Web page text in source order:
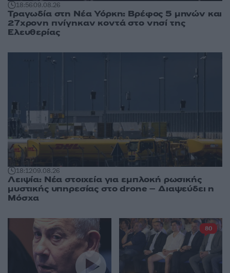
18:5609.08.26
Τραγωδία στη Νέα Υόρκη: Βρέφος 5 μηνών και
27χρονη πνίγηκαν κοντά στο νησί της
Ελευθερίας
18:1209.08.26
Λειψία: Νέα στοιχεία για εμπλοκή ρωσικής
μυστικής υπηρεσίας στο drone – Διαψεύδει η
Μόσχα
80